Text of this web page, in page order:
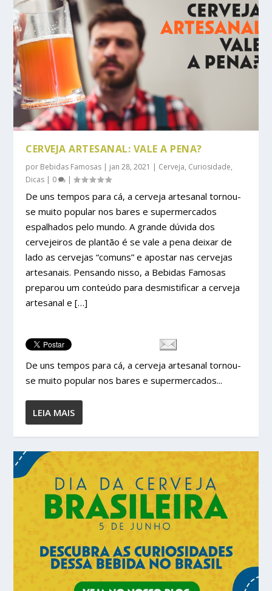
CERVEJA ARTESANAL: VALE A PENA?
por Bebidas Famosas | jan 28, 2021 | Cerveja, Curiosidade,
Dicas | 0 |
De uns tempos para cá, a cerveja artesanal tornou-
se muito popular nos bares e supermercados
espalhados pelo mundo. A grande dúvida dos
cervejeiros de plantão é se vale a pena deixar de
lado as cervejas “comuns” e apostar nas cervejas
artesanais. Pensando nisso, a Bebidas Famosas
preparou um conteúdo para desmistificar a cerveja
artesanal e […]
De uns tempos para cá, a cerveja artesanal tornou-
se muito popular nos bares e supermercados...
LEIA MAIS